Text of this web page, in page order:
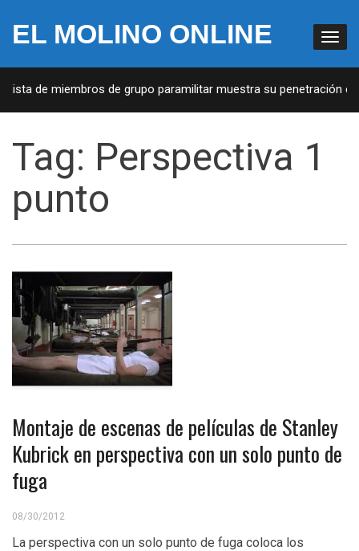
EL MOLINO ONLINE
de miembros de grupo paramilitar muestra su penetración en
Tag: Perspectiva 1
punto
Montaje de escenas de películas de Stanley
Kubrick en perspectiva con un solo punto de
fuga
08/30/2012
La perspectiva con un solo punto de fuga coloca los